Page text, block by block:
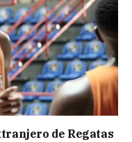
de Regatas